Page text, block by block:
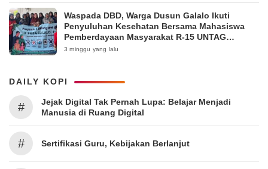
Waspada DBD, Warga Dusun Galalo Ikuti
Penyuluhan Kesehatan Bersama Mahasiswa
Pemberdayaan Masyarakat R-15 UNTAG
Surabaya 2026
3 minggu yang lalu
DAILY KOPI
#
Jejak Digital Tak Pernah Lupa: Belajar Menjadi
Manusia di Ruang Digital
# Sertifikasi Guru, Kebijakan Berlanjut